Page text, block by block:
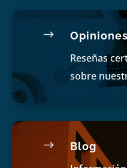
$ Opiniones
Reseñas
sobre
$ Blog